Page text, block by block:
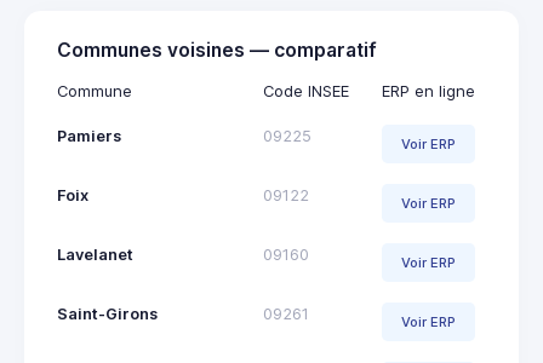
Communes voisines — comparatif
Commune Code INSEE ERP en ligne
Pamiers 09225 Voir ERP
Foix 09122 Voir ERP
Lavelanet 09160 Voir ERP
Saint-Girons 09261 Voir ERP